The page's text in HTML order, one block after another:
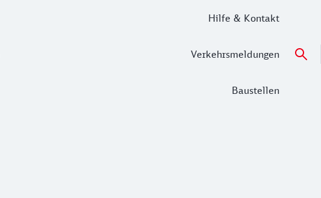
Hilfe & Kontakt
Verkehrsmeldungen
Baustellen